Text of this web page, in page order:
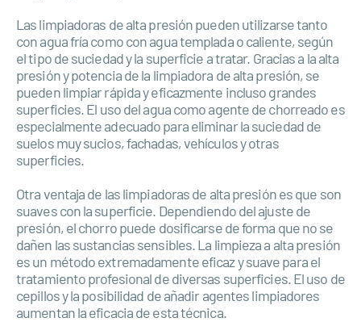
Las limpiadoras de alta presión pueden utilizarse tanto
con agua fría como con agua templada o caliente, según
el tipo de suciedad y la superficie a tratar. Gracias a la alta
presión y potencia de la limpiadora de alta presión, se
pueden limpiar rápida y eficazmente incluso grandes
superficies. El uso del agua como agente de chorreado es
especialmente adecuado para eliminar la suciedad de
suelos muy sucios, fachadas, vehículos y otras
superficies.
Otra ventaja de las limpiadoras de alta presión es que son
suaves con la superficie. Dependiendo del ajuste de
presión, el chorro puede dosificarse de forma que no se
dañen las sustancias sensibles. La limpieza a alta presión
es un método extremadamente eficaz y suave para el
tratamiento profesional de diversas superficies. El uso de
cepillos y la posibilidad de añadir agentes limpiadores
aumentan la eficacia de esta técnica.